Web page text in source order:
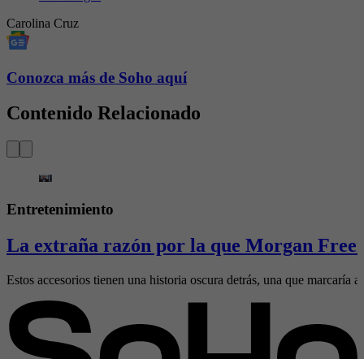
Carolina Cruz
Conozca más de Soho aquí
Contenido Relacionado
Entretenimiento
La extraña razón por la que Morgan
Estos accesorios tienen una historia oscura detrás, una que marcaría